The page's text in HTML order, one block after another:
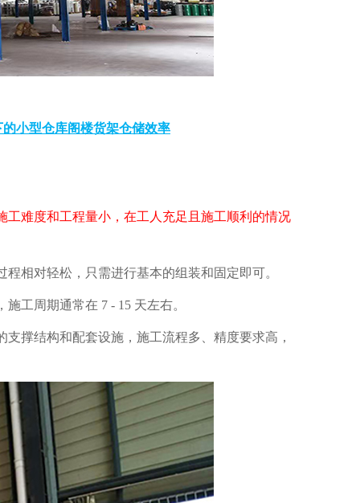
小型仓库阁楼货架仓储效率
难度和工程量小，在工人充足且施工顺利的情况
对轻松，只需进行基本的组装和固定即可。
工周期通常在 7 - 15 天左右。
支撑结构和配套设施，施工流程多、精度要求高，